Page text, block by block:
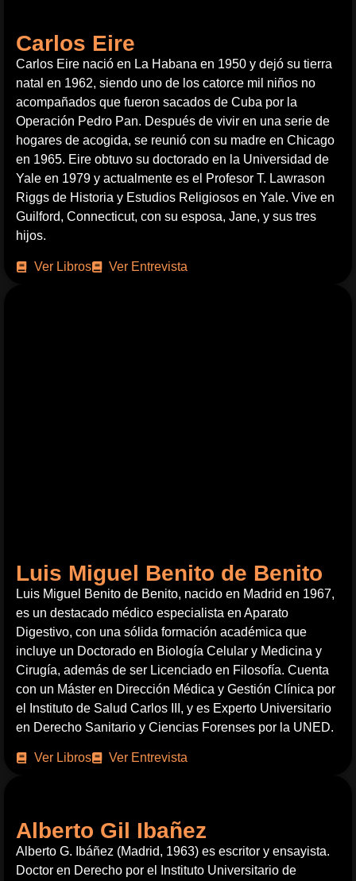
Carlos Eire
Carlos Eire nació en La Habana en 1950 y dejó su tierra
natal en 1962, siendo uno de los catorce mil niños no
acompañados que fueron sacados de Cuba por la
Operación Pedro Pan. Después de vivir en una serie de
hogares de acogida, se reunió con su madre en Chicago
en 1965. Eire obtuvo su doctorado en la Universidad de
Yale en 1979 y actualmente es el Profesor T. Lawrason
Riggs de Historia y Estudios Religiosos en Yale. Vive en
Guilford, Connecticut, con su esposa, Jane, y sus tres
hijos.
Ver Libros Ver Entrevista
Luis Miguel Benito de Benito
Luis Miguel Benito de Benito, nacido en Madrid en 1967,
es un destacado médico especialista en Aparato
Digestivo, con una sólida formación académica que
incluye un Doctorado en Biología Celular y Medicina y
Cirugía, además de ser Licenciado en Filosofía. Cuenta
con un Máster en Dirección Médica y Gestión Clínica por
el Instituto de Salud Carlos III, y es Experto Universitario
en Derecho Sanitario y Ciencias Forenses por la UNED.
Ver Libros Ver Entrevista
Alberto Gil Ibañez
Alberto G. Ibáñez (Madrid, 1963) es escritor y ensayista.
Doctor en Derecho por el Instituto Universitario de